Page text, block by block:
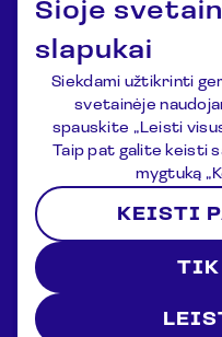
Šioje
slapukai
Siekdami užtikrinti
svetainėje
spauskite „Leisti
Taip pat galite keisti
mygtuką
KEISTI
TIK
+370 3 834
Kulionių k.,
P./d. Nr.44,
2026 © Lithuanian
Registracija
Sąlygos ir